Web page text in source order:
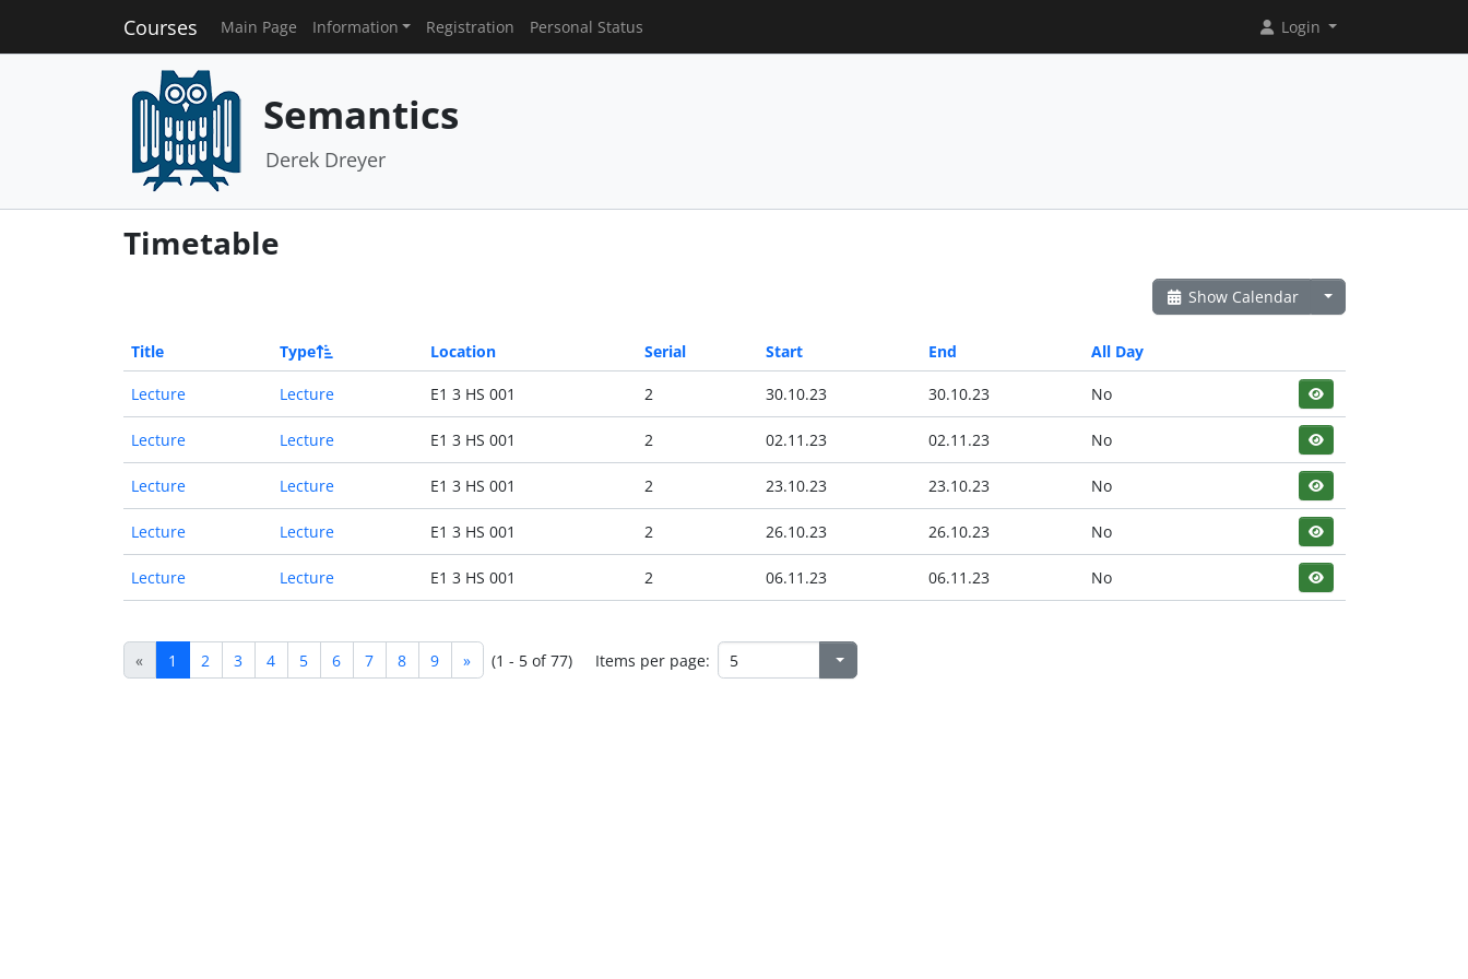
Courses Main Page Information Registration Personal Status Login
Semantics
Derek Dreyer
Timetable
Show Calendar
Title Type Location Serial Start End All Day
Lecture Lecture E1 3 HS 001 2 30.10.23 30.10.23 No
Lecture Lecture E1 3 HS 001 2 02.11.23 02.11.23 No
Lecture Lecture E1 3 HS 001 2 23.10.23 23.10.23 No
Lecture Lecture E1 3 HS 001 2 26.10.23 26.10.23 No
Lecture Lecture E1 3 HS 001 2 06.11.23 06.11.23 No
« 1 2 3 4 5 6 7 8 9 » (1 - 5 of 77) Items per page: